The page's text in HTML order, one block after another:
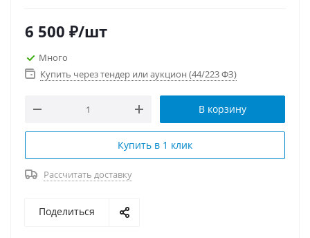
6 500 ₽/шт
Много
Купить через тендер или аукцион (44/223 ФЗ)
В корзину
Купить в 1 клик
Рассчитать доставку
Поделиться